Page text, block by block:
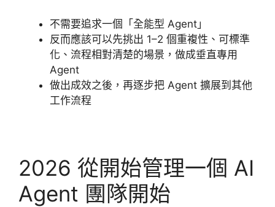
不需要追求一個「全能型 Agent」
反而應該可以先挑出 1–2 個重複性、可標準
化、流程相對清楚的場景，做成垂直專用
Agent
做出成效之後，再逐步把 Agent 擴展到其他
工作流程
2026 從開始管理一個 AI
Agent 團隊開始